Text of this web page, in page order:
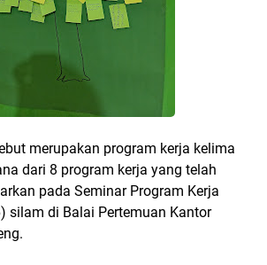
merupakan program kerja kelima
dari 8 program kerja yang telah
pada Seminar Program Kerja
silam di Balai Pertemuan Kantor